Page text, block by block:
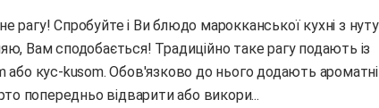
Вам сподобається! Традиційно таке рагу подають із
або кус-kusom. Обов'язково до нього додають ароматні
попередньо відварити або викори...